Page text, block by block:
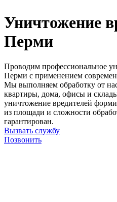
Уничтожение
Перми
Проводим профессиональное
Перми с применением
Мы выполняем обработку от
квартиры, дома, офисы и
уничтожение вредителей
из площади и сложности
гарантирован.
Вызвать службу
Позвонить